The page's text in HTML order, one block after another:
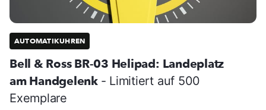
AUTOMATIKUHREN
Bell & Ross BR-03 Helipad: Landeplatz
am Handgelenk - Limitiert auf 500
Exemplare